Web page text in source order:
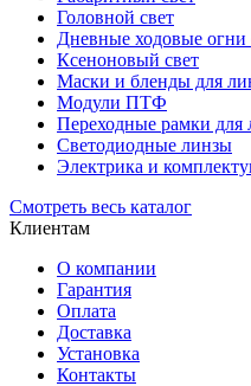
Головной свет
Дневные ходовые
Ксеноновый свет
Маски и бленды для
Модули ПТФ
Переходные рамки для
Светодиодные линзы
Электрика и
Смотреть весь каталог
Клиентам
О компании
Гарантия
Оплата
Доставка
Установка
Контакты